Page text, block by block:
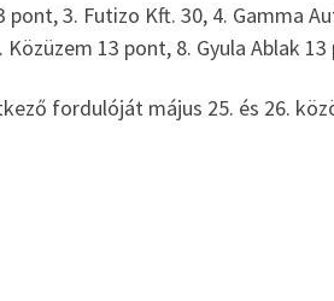
pont, 3. Futizo Kft. 30, 4. Gamma
Közüzem 13 pont, 8. Gyula Ablak
fordulóját május 25. és 26.